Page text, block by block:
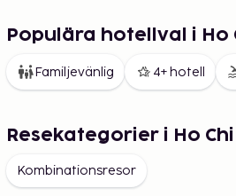
Populära hotellval i Ho
Familjevänlig 4+ hotell
Resekategorier i Ho
Kombinationsresor